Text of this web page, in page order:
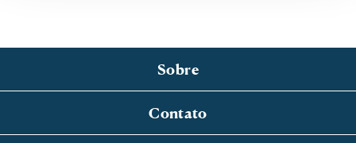
Sobre
Contato